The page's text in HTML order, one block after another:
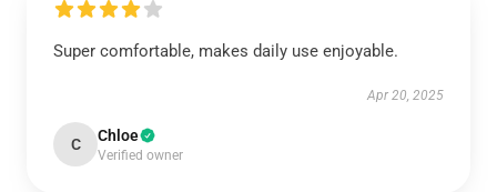
Super comfortable, makes daily use enjoyable.
Apr 20, 2025
C Chloe
Verified owner